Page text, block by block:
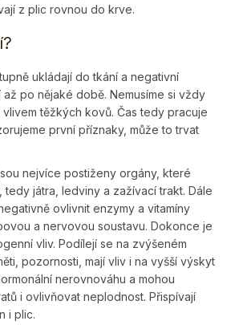
z plic rovnou do krve.
ukládají do tkání a negativní
po nějaké době. Nemusíme si vždy
těžkých kovů. Čas tedy pracuje
první příznaky, může to trvat
nejvíce postiženy orgány, které
tedy játra, ledviny a zažívací trakt. Dále
ovlivnit enzymy a vitamíny
a nervovou soustavu. Dokonce je
vliv. Podílejí se na zvýšeném
pozornosti, mají vliv i na vyšší výskyt
nerovnováhu a mohou
i ovlivňovat neplodnost. Přispívají
i plic.